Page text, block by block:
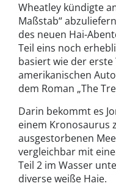
Wheatley kündigte
Maßstab“
des neuen Hai-
Teil eins noch
basiert wie der erste
amerikanischen
dem Roman „The
Darin bekommt es
einem Kronosaurus
ausgestorbenen
vergleichbar mit
Teil 2 im Wasser
diverse weiße Haie.